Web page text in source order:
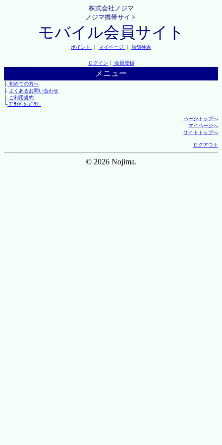
株式会社ノジマ
ノジマ携帯サイト
モバイル会員サイト
ポイント ｜ マイページ ｜ 店舗検索
ログイン ｜ 会員登録
メニュー
├初めての方へ
├ よくあるお問い合わせ
├ご利用規約
└ﾌﾟﾗｲﾊﾞｼｰﾎﾟﾘｼｰ
ページトップへ
マイページへ
サイトトップへ
ログアウト
© 2026 Nojima.